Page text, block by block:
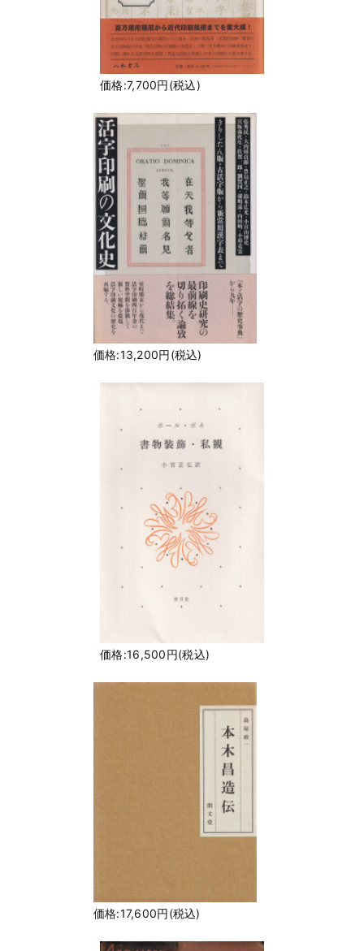
価格:7,700円(税込)
価格:13,200円(税込)
価格:16,500円(税込)
価格:17,600円(税込)